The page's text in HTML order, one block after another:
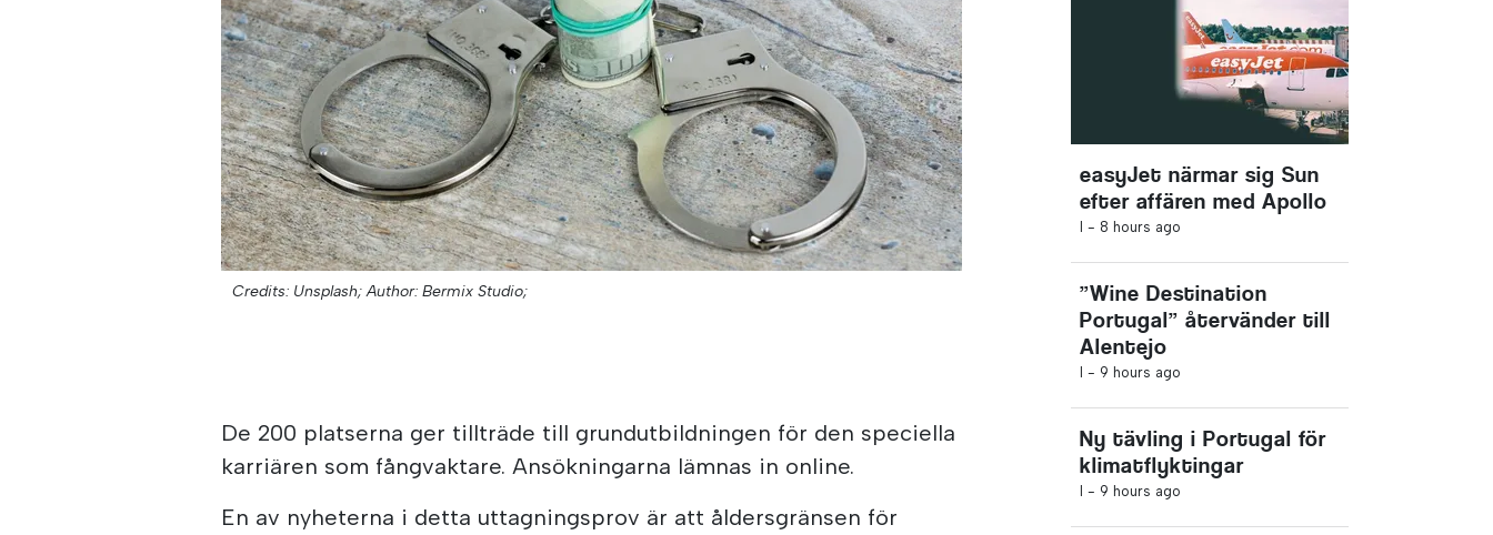
Credits: Unsplash; Author: Bermix Studio;
De 200 platserna ger tillträde till grundutbildningen för den speciella
karriären som fångvaktare. Ansökningarna lämnas in online.
En av nyheterna i detta uttagningsprov är att åldersgränsen för
easyJet närmar sig Sun
efter affären med Apollo
I - 8 hours ago
”Wine Destination
Portugal” återvänder till
Alentejo
I - 9 hours ago
Ny tävling i Portugal för
klimatflyktingar
I - 9 hours ago